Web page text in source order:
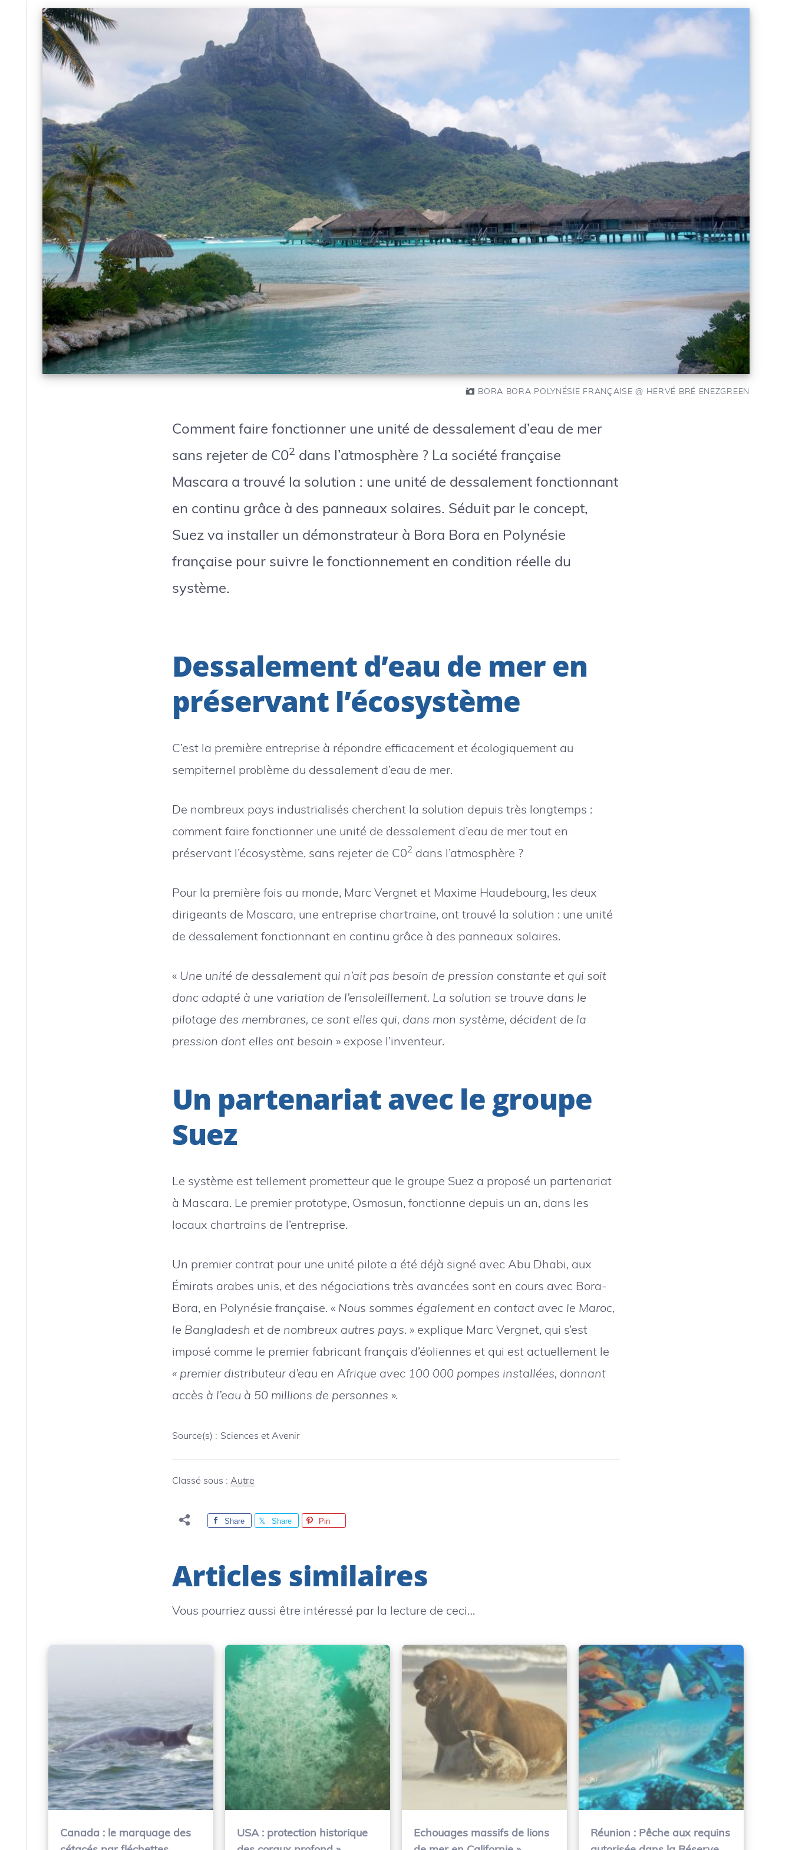
BORA BORA POLYNÉSIE FRANÇAISE @ HERVÉ BRÉ ENEZGREEN
Comment faire fonctionner une unité de dessalement d’eau de mer
sans rejeter de C02 dans l’atmosphère ? La société française
Mascara a trouvé la solution : une unité de dessalement fonctionnant
en continu grâce à des panneaux solaires. Séduit par le concept,
Suez va installer un démonstrateur à Bora Bora en Polynésie
française pour suivre le fonctionnement en condition réelle du
système.
Dessalement d’eau de mer en
préservant l’écosystème
C’est la première entreprise à répondre efficacement et écologiquement au
sempiternel problème du dessalement d’eau de mer.
De nombreux pays industrialisés cherchent la solution depuis très longtemps :
comment faire fonctionner une unité de dessalement d’eau de mer tout en
préservant l’écosystème, sans rejeter de C02 dans l’atmosphère ?
Pour la première fois au monde, Marc Vergnet et Maxime Haudebourg, les deux
dirigeants de Mascara, une entreprise chartraine, ont trouvé la solution : une unité
de dessalement fonctionnant en continu grâce à des panneaux solaires.
« Une unité de dessalement qui n’ait pas besoin de pression constante et qui soit
donc adapté à une variation de l’ensoleillement. La solution se trouve dans le
pilotage des membranes, ce sont elles qui, dans mon système, décident de la
pression dont elles ont besoin » expose l’inventeur.
Un partenariat avec le groupe
Suez
Le système est tellement prometteur que le groupe Suez a proposé un partenariat
à Mascara. Le premier prototype, Osmosun, fonctionne depuis un an, dans les
locaux chartrains de l’entreprise.
Un premier contrat pour une unité pilote a été déjà signé avec Abu Dhabi, aux
Émirats arabes unis, et des négociations très avancées sont en cours avec Bora-
Bora, en Polynésie française. « Nous sommes également en contact avec le Maroc,
le Bangladesh et de nombreux autres pays. » explique Marc Vergnet, qui s’est
imposé comme le premier fabricant français d’éoliennes et qui est actuellement le
« premier distributeur d’eau en Afrique avec 100 000 pompes installées, donnant
accès à l’eau à 50 millions de personnes ».
Source(s) : Sciences et Avenir
Classé sous : Autre
Share Share Pin
Articles similaires
Vous pourriez aussi être intéressé par la lecture de ceci…
Canada : le marquage des
USA : protection historique
Echouages massifs de lions
Réunion : Pêche aux requins